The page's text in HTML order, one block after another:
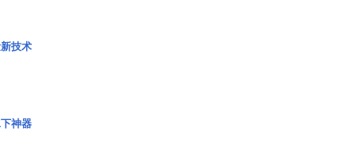
技术
神器